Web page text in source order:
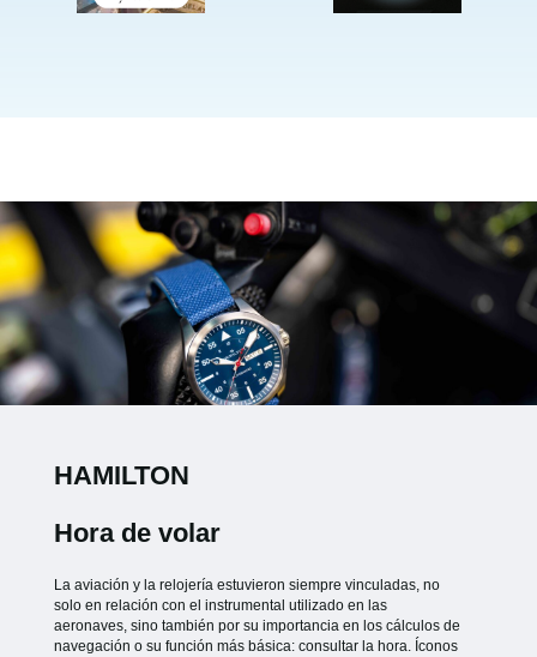
HAMILTON
Hora de volar
La aviación y la relojería estuvieron siempre vinculadas, no
solo en relación con el instrumental utilizado en las
aeronaves, sino también por su importancia en los cálculos de
navegación o su función más básica: consultar la hora. Íconos